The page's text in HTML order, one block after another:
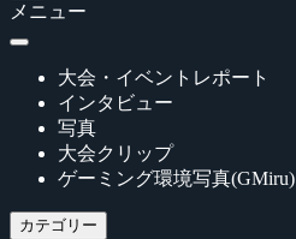
メニュー
大会・イベントレポート
インタビュー
写真
大会クリップ
ゲーミング環境写真(GMiru)
カテゴリー